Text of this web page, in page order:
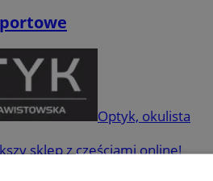
Optyk, okulista
sklep z częściami online!